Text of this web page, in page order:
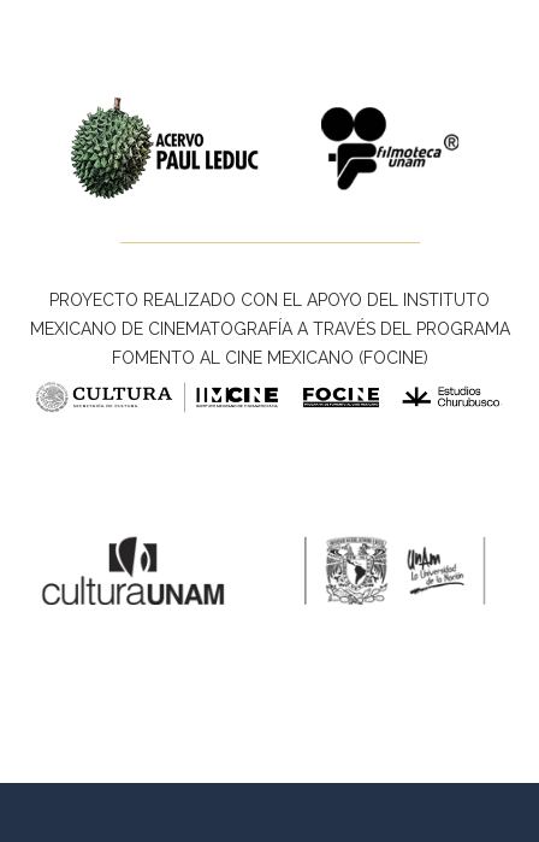
PROYECTO REALIZADO CON EL APOYO DEL INSTITUTO
MEXICANO DE CINEMATOGRAFÍA A TRAVÉS DEL PROGRAMA
FOMENTO AL CINE MEXICANO (FOCINE)